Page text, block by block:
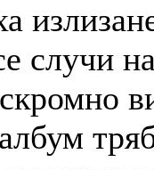
случи